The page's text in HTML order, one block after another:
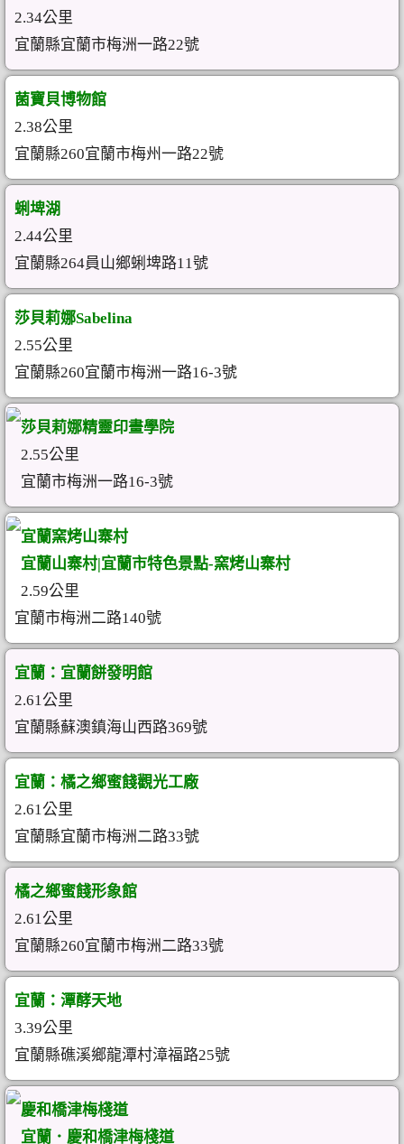
2.34公里
宜蘭縣宜蘭市梅洲一路22號
菌寶貝博物館
2.38公里
宜蘭縣260宜蘭市梅州一路22號
蜊埤湖
2.44公里
宜蘭縣264員山鄉蜊埤路11號
莎貝莉娜Sabelina
2.55公里
宜蘭縣260宜蘭市梅洲一路16-3號
莎貝莉娜精靈印畫學院
2.55公里
宜蘭市梅洲一路16-3號
宜蘭窯烤山寨村
宜蘭山寨村|宜蘭市特色景點-窯烤山寨村
2.59公里
宜蘭市梅洲二路140號
宜蘭：宜蘭餅發明館
2.61公里
宜蘭縣蘇澳鎮海山西路369號
宜蘭：橘之鄉蜜餞觀光工廠
2.61公里
宜蘭縣宜蘭市梅洲二路33號
橘之鄉蜜餞形象館
2.61公里
宜蘭縣260宜蘭市梅洲二路33號
宜蘭：潭酵天地
3.39公里
宜蘭縣礁溪鄉龍潭村漳福路25號
慶和橋津梅棧道
宜蘭．慶和橋津梅棧道